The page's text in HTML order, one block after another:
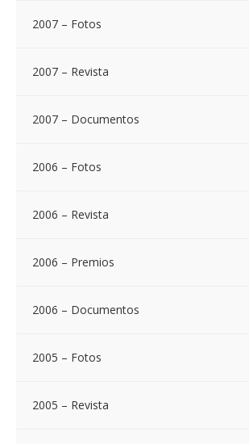
2007 – Fotos
2007 – Revista
2007 – Documentos
2006 – Fotos
2006 – Revista
2006 – Premios
2006 – Documentos
2005 – Fotos
2005 – Revista